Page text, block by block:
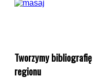
Tworzymy bibliografię
regionu